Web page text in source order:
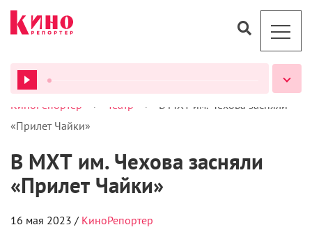
ВСЕ ПОДКАСТЫ
КиноРепортер > Театр >
В МХТ им. Чехова засняли
«Прилет Чайки»
В МХТ им. Чехова засняли
«Прилет Чайки»
16 мая 2023 / КиноРепортер